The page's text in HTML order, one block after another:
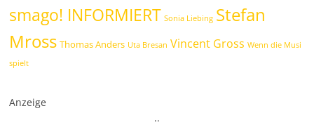
smago! INFORMIERT Sonia Liebing Stefan
Mross Thomas Anders Uta Bresan Vincent Gross Wenn die Musi
spielt
Anzeige
..